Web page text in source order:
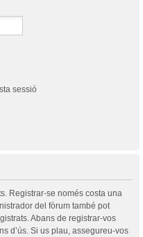
sessió
Registrar-se només costa una
del fòrum també pot
Abans de registrar-vos
d’ús. Si us plau, assegureu-vos